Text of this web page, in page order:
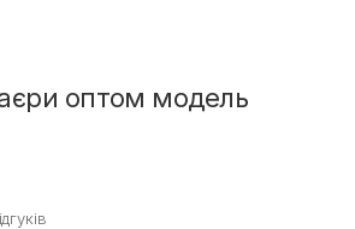
оптом модель